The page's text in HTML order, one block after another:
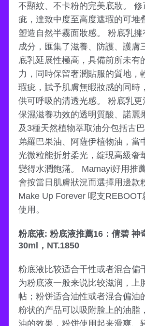
不顯紋、不卡粉的完美底妝。 修
疵，達致中度至高度遮瑕的可堆
塑造自然半霧面妝感。 粉底乳
成分，匯集了滋養、防護、護膚
底乳延展性極高，具備前所未有
力，同時保留奢潤貼服的質地，
瑕疵，賦予肌膚無暇妝感的同時
供可呼吸的清透光感。 粉底乳更
保濕滋養功效的透明質酸、諾麗
及3種天然植物萃取油分包括古
弟羅巴果油、阿薩伊植物油，當
光微粒能折射柔光，綻現高級奢
變得水潤飽滿。 Mamayi好用推
會按當日肌膚狀況而選擇用邊款
Make Up Forever 呢支REBOOT
使用。
粉底液: 粉底液推薦16：倩碧 神
30ml，NT.1850
粉底液比较适合干性或者混合偏
为粉底液一般来说比较滋润，上
帖；粉饼适合油性或者混合偏油
粉状的产品可以吸附脸上的油脂
油的效果，粉饼使用起来滑爽、